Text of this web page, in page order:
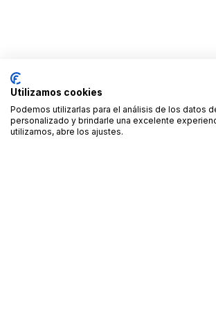
Utilizamos cookies
Podemos utilizarlas para el análisis de los datos
personalizado y brindarle una excelente
utilizamos, abre los ajustes.